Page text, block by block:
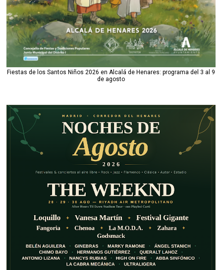
Fiestas de los Santos Niños 2026 en Alcalá de Henares: programa del 3 al 9
de agosto